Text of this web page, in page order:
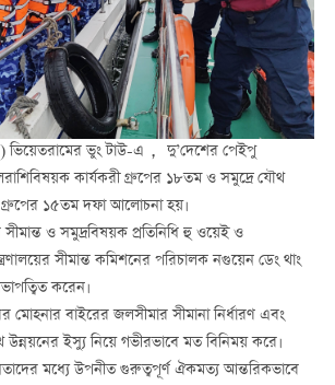
ভুং টাউ-এ， দু’দেশের পেইপু
কার্যকরী গ্রুপের ১৮তম ও সমুদ্রে যৌথ
গ্রুপের ১৫তম দফা আলোচনা হয়।
সীমান্ত ও সমুদ্রবিষয়ক প্রতিনিধি হু ওয়েই ও
সীমান্ত কমিশনের পরিচালক নগুয়েন ডেং থাং
করেন।
বাইরের জলসীমার সীমানা নির্ধারণ এবং
উন্নয়নের ইস্যু নিয়ে গভীরভাবে মত বিনিময় করে।
মধ্যে উপনীত গুরুত্বপূর্ণ ঐকমত্য আন্তরিকভাবে